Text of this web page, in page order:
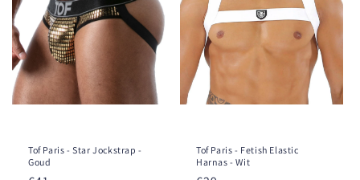
Tof Paris - Star Jockstrap -
Goud
Tof Paris - Fetish Elastic
Harnas - Wit